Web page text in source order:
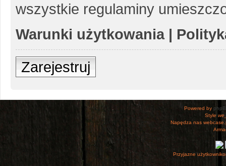
wszystkie regulaminy
Warunki użytkowania|
Zarejestruj
Powered by
Style
Napędza nas
Przyjazne